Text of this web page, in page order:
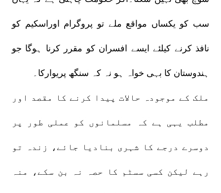
سب کو یکساں مواقع ملے تو پروگرام اوراسکیم کو
نافذ کرنے کیلئے ایسے افسران کو مقرر کرنا ہوگا جو
ہندوستان کا بہی خواہ ہو نہ کہ سنگھ پریوارکا۔
ملک کے موجودہ حالات پیدا کرنے کا مقصد اور
مطلب یہی ہے کہ مسلمانوں کو عملی طور پر
دوسرے درجے کا شہری بنادیا جائے، زندہ تو
رہے لیکن کسی سسٹم کا حصہ نہ بن سکے، منہ